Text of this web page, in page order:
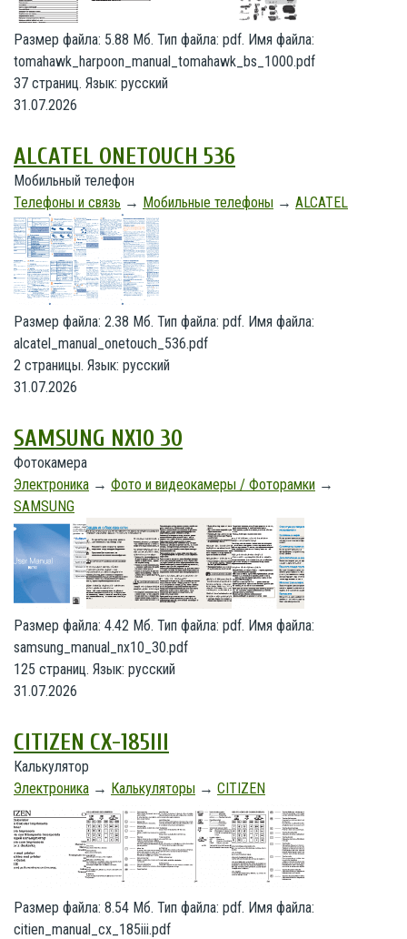
Размер файла: 5.88 Мб. Тип файла: pdf. Имя файла:
tomahawk_harpoon_manual_tomahawk_bs_1000.pdf
37 страниц. Язык: русский
31.07.2026
ALCATEL ONETOUCH 536
Мобильный телефон
Телефоны и связь → Мобильные телефоны → ALCATEL
Размер файла: 2.38 Мб. Тип файла: pdf. Имя файла:
alcatel_manual_onetouch_536.pdf
2 страницы. Язык: русский
31.07.2026
SAMSUNG NX10 30
Фотокамера
Электроника → Фото и видеокамеры / Фоторамки →
SAMSUNG
Размер файла: 4.42 Мб. Тип файла: pdf. Имя файла:
samsung_manual_nx10_30.pdf
125 страниц. Язык: русский
31.07.2026
CITIZEN CX-185III
Калькулятор
Электроника → Калькуляторы → CITIZEN
Размер файла: 8.54 Мб. Тип файла: pdf. Имя файла:
citien_manual_cx_185iii.pdf